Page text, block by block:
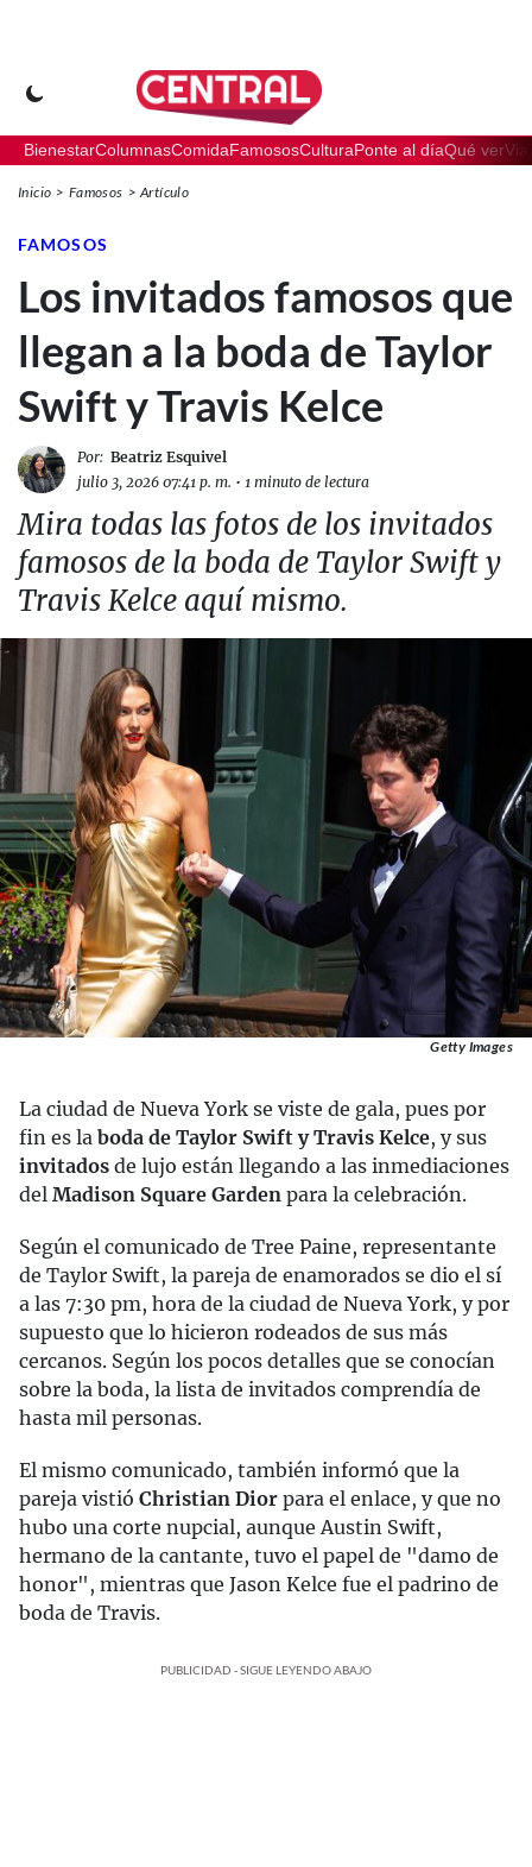
BienestarColumnasComidaFamososCulturaPonte al díaQué ver
Inicio Famosos Artículo
FAMOSOS
Los invitados famosos que
llegan a la boda de Taylor
Swift y Travis Kelce
Por: Beatriz Esquivel
julio 3, 2026 07:41 p. m. • 1 minuto de lectura
Mira todas las fotos de los invitados
famosos de la boda de Taylor Swift y
Travis Kelce aquí mismo.
Getty Images
La ciudad de Nueva York se viste de gala, pues por
fin es la boda de Taylor Swift y Travis Kelce, y sus
invitados de lujo están llegando a las inmediaciones
del Madison Square Garden para la celebración.
Según el comunicado de Tree Paine, representante
de Taylor Swift, la pareja de enamorados se dio el sí
a las 7:30 pm, hora de la ciudad de Nueva York, y por
supuesto que lo hicieron rodeados de sus más
cercanos. Según los pocos detalles que se conocían
sobre la boda, la lista de invitados comprendía de
hasta mil personas.
El mismo comunicado, también informó que la
pareja vistió Christian Dior para el enlace, y que no
hubo una corte nupcial, aunque Austin Swift,
hermano de la cantante, tuvo el papel de "damo de
honor", mientras que Jason Kelce fue el padrino de
boda de Travis.
PUBLICIDAD - SIGUE LEYENDO ABAJO